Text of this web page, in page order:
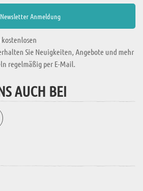
Sie Neuigkeiten, Angebote und mehr
regelmäßig per E-Mail.
AUCH BEI